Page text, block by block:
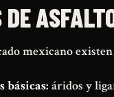
mexicano
básicas: áridos y